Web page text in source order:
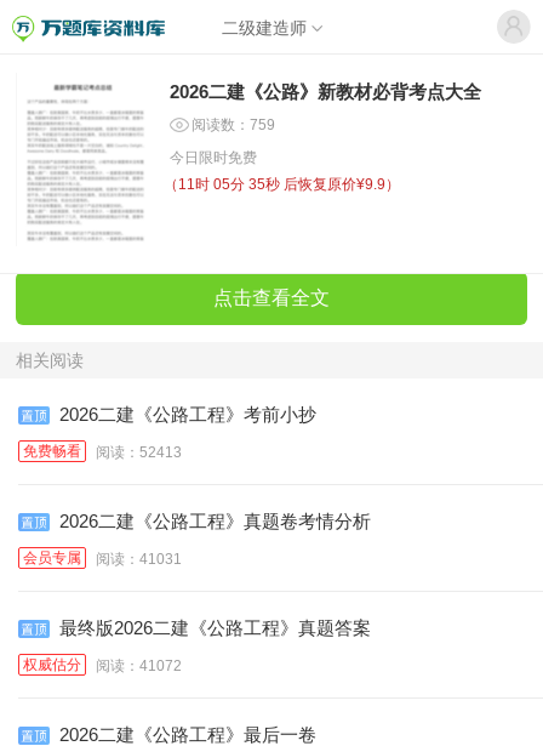
二级建造师
2026二建《公路》新教材必背考点大全
阅读数：759
今日限时免费
（ 11时 05分 35秒 后恢复原价¥9.9）
点击查看全文
相关阅读
2026二建《公路工程》考前小抄
免费畅看 阅读：52413
2026二建《公路工程》真题卷考情分析
会员专属 阅读：41031
最终版2026二建《公路工程》真题答案
权威估分 阅读：41072
2026二建《公路工程》最后一卷